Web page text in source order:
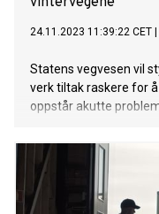
24.11.2023 11:39:22 CET
Statens vegvesen vil
verk tiltak raskere for
oppstår akutte